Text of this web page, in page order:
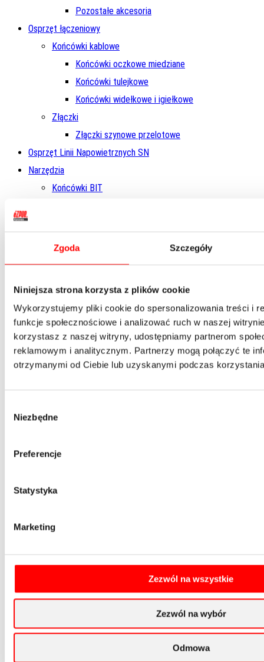
Zgoda Szczegóły
Niniejsza strona korzysta z plików cookie
Wykorzystujemy pliki cookie do spersonalizowania treści i
funkcje społecznościowe i analizować ruch w naszej
korzystasz z naszej witryny, udostępniamy partnerom
reklamowym i analitycznym. Partnerzy mogą połączyć te
otrzymanymi od Ciebie lub uzyskanymi podczas
zgody
Niezbędne
Preferencje
Statystyka
Marketing
Zezwól na wszystkie
Zezwól na wybór
Odmowa
Pozostałe akcesoria
Osprzęt łączeniowy
Końcówki kablowe
Końcówki oczkowe miedziane
Końcówki tulejkowe
Końcówki widełkowe i igiełkowe
Złączki
Złączki szynowe przelotowe
Osprzęt Linii Napowietrznych SN
Narzędzia
Końcówki BIT
Nasadowe
Pozostałe narzędzia
Skrzynki
Suwmiarka
Szczypce
Osprzęt
Skrzynki
Wiertła
Wyposażenie
Sprzęt Ochronny BHP
Chwytaki Manewrowe